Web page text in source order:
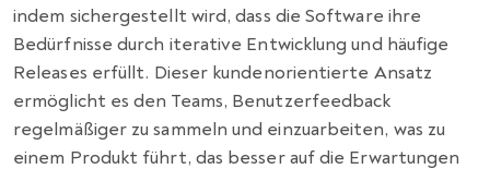
indem sichergestellt wird, dass die Software ihre
Bedürfnisse durch iterative Entwicklung und häufige
Releases erfüllt. Dieser kundenorientierte Ansatz
ermöglicht es den Teams, Benutzerfeedback
regelmäßiger zu sammeln und einzuarbeiten, was zu
einem Produkt führt, das besser auf die Erwartungen